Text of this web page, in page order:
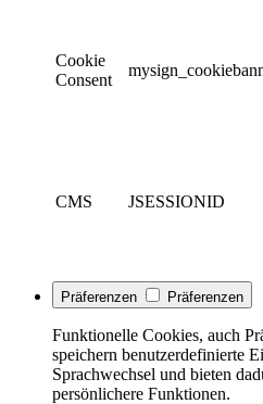
Cookie
Consent
CMS JSESSIONID
Präferenzen Präferenzen
Funktionelle Cookies, auch
speichern benutzerdefinierte
Sprachwechsel und bieten
persönlichere Funktionen.